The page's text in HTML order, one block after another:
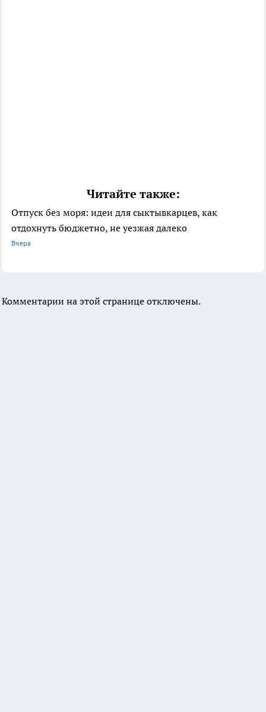
Читайте также:
Отпуск без моря: идеи для сыктывкарцев, как
отдохнуть бюджетно, не уезжая далеко
Вчера
Комментарии на этой странице отключены.